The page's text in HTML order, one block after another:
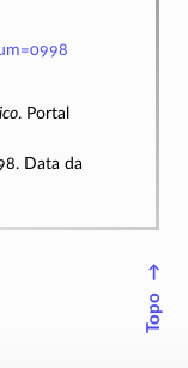
. Portal
Data da
↑
Topo